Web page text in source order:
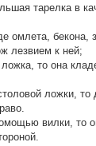
тарелка в
омлета, бекона,
лезвием к ней;
то она
ложки,
вилки, то